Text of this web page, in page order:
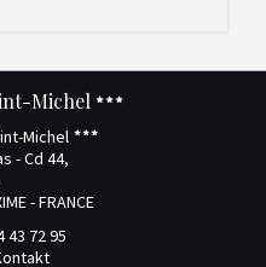
Michel
Michel
- Cd 44,
- FRANCE
43 72 95